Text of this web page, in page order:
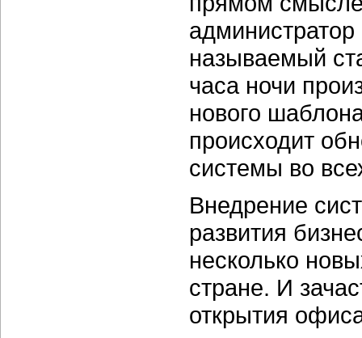
называемый
часа ночи
нового
происходит
системы во
Внедрение
развития
несколько
стране. И
открытия